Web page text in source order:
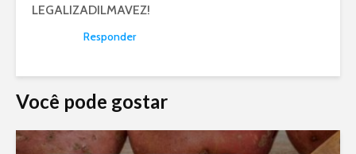
LEGALIZADILMAVEZ!
Responder
Você pode gostar